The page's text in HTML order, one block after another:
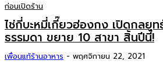
ก่อนเปิดร้าน
ไช่กี่บะหมี่เกี๊ยวฮ่องกง เปิดกลยุท
ธรรมดา ขยาย 10 สาขา สิ้นปีนี้!
เพื่อนแท้ร้านอาหาร - พฤศจิกายน 22, 2021